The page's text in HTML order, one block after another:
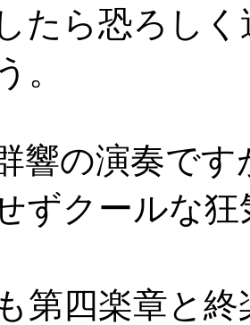
たら恐ろし
。
響の演奏で
ずクールな
第四楽章と